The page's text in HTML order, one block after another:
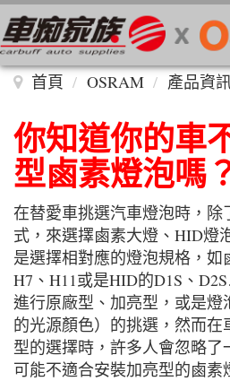
首頁 OSRAM 產品資
你知道你的車
型鹵素燈泡嗎
在替愛車挑選汽車燈泡時，除
式，來選擇鹵素大燈、HID燈
是選擇相對應的燈泡規格，如
H7、H11或是HID的D1S、
進行原廠型、加亮型，或是
的光源顏色）的挑選，然而
型的選擇時，許多人會忽略
可能不適合安裝加亮型的鹵素